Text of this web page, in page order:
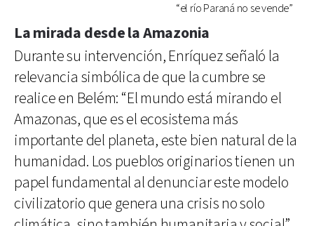
“el río Paraná no se vende”
La mirada desde la Amazonia
Durante su intervención, Enríquez señaló la
relevancia simbólica de que la cumbre se
realice en Belém: “El mundo está mirando el
Amazonas, que es el ecosistema más
importante del planeta, este bien natural de la
humanidad. Los pueblos originarios tienen un
papel fundamental al denunciar este modelo
civilizatorio que genera una crisis no solo